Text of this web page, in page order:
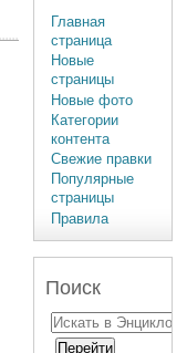
Главная
страница
Новые
страницы
Новые фото
Категории
контента
Свежие правки
Популярные
страницы
Правила
Поиск